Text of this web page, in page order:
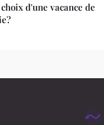
d'une vacance de